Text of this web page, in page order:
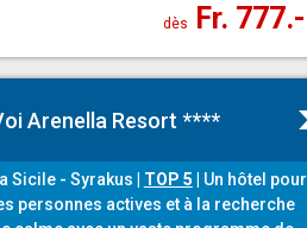
dès Fr. 777.-
Arenella Resort ****
Sicile - Syrakus TOP 5
Un hôtel pour
personnes actives et à la recherche